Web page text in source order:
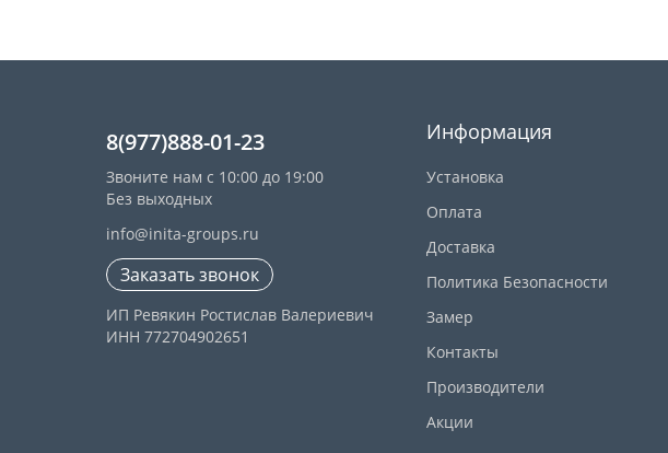
8(977)888-01-23
Звоните нам с 10:00 до 19:00
Без выходных
info@inita-groups.ru
Заказать звонок
ИП Ревякин Ростислав Валериевич
ИНН 772704902651
Информация
Установка
Оплата
Доставка
Политика Безопасности
Замер
Контакты
Производители
Акции